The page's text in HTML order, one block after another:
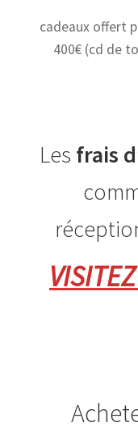
cadeaux offert
400€ (cd de
Les frais